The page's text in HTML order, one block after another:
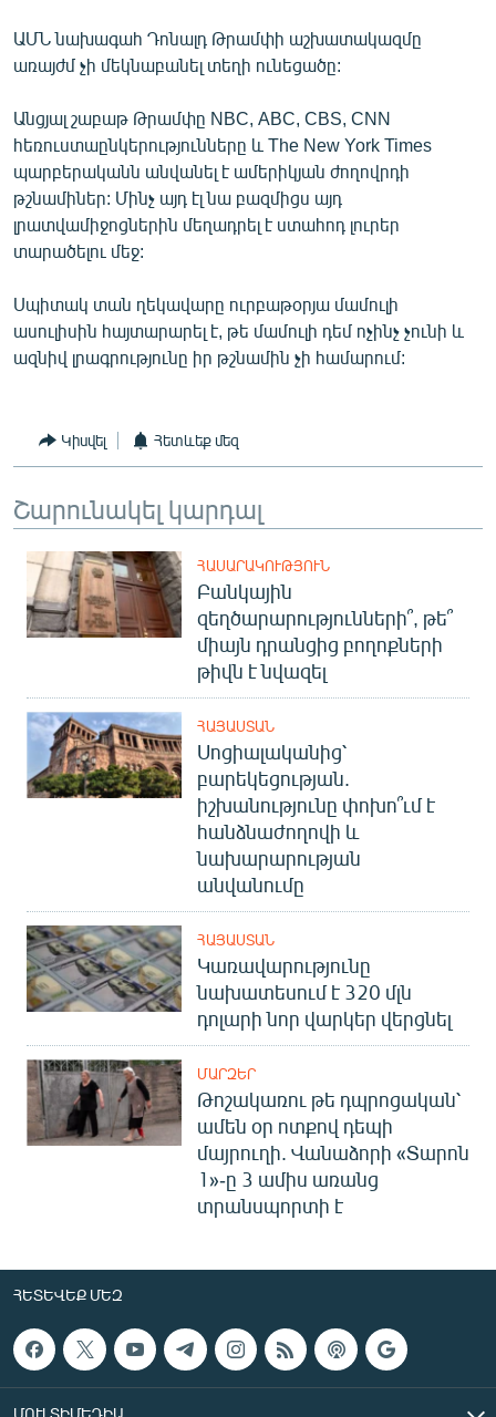
ՀԵՏԵՎԵՔ ՄԵԶ
«Ազատության» բոլոր կայքերը
ԱՄՆ նախագահ Դոնալդ Թրամփի աշխատակազմը
առայժմ չի մեկնաբանել տեղի ունեցածը:
Անցյալ շաբաթ Թրամփը NBC, ABC, CBS, CNN
հեռուստաընկերությունները և The New York Times
պարբերականն անվանել է ամերիկյան ժողովրդի
թշնամիներ: Մինչ այդ էլ նա բազմիցս այդ
լրատվամիջոցներին մեղադրել է ստահոդ լուրեր
տարածելու մեջ:
Սպիտակ տան ղեկավարը ուրբաթօրյա մամուլի
ասուլիսին հայտարարել է, թե մամուլի դեմ ոչինչ չունի և
ազնիվ լրագրությունը իր թշնամին չի համարում:
Կիսվել Հետևեք մեզ
Շարունակել կարդալ
ՀԱՍԱՐԱԿՈՒԹՅՈՒՆ
Բանկային
զեղծարարությունների՞, թե՞
միայն դրանցից բողոքների
թիվն է նվազել
ՀԱՅԱՍՏԱՆ
Սոցիալականից՝
բարեկեցության.
իշխանությունը փոխո՞ւմ է
հանձնաժողովի և
նախարարության
անվանումը
ՀԱՅԱՍՏԱՆ
Կառավարությունը
նախատեսում է 320 մլն
դոլարի նոր վարկեր վերցնել
ՄԱՐԶԵՐ
Թոշակառու թե դպրոցական՝
ամեն օր ոտքով դեպի
մայրուղի. Վանաձորի «Տարոն
1»-ը 3 ամիս առանց
տրանսպորտի է
ՀԵՏԵՎԵՔ ՄԵԶ
ՄՈՒԼՏԻՄԵԴԻԱ